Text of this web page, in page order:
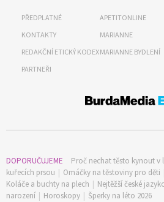
PŘEDPLATNÉ
KONTAKTY
REDAKČNÍ ETICKÝ KODEX
PARTNEŘI
APETITONLINE
MARIANNE
MARIANNE BYDLENÍ
DOPORUČUJEME Proč nechat těsto kynout v
kuřecích prsou | Omáčky na těstoviny pro děti
Koláče a buchty na plech | Nejtěžší české
narození | Horoskopy | Šperky na léto 2026